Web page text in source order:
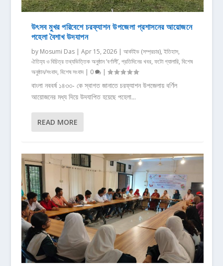
উৎসব মুখর পরিবেশে চরফ্যাশন উপজেলা প্রশাসনের আয়োজনে
পহেলা বৈশাখ উদযাপন
by Mosumi Das| Apr 15, 2026| আর্কাইভ (সম্প্রচার), ইতিহাস,
ঐতিহ্য ও বিচিত্র তথ্যভিত্তিক অনুষ্ঠান ‘বর্ণালী’, প্রতিদিনের খবর, ফটো গ্যালারি, বিশেষ
অনুষ্ঠান/সংবাদ, বিশেষ সংবাদ| 0 |
বাংলা নববর্ষ ১৪৩৩- কে স্বাগত জানাতে চরফ্যাশন উপজেলায় বর্ণিল
আয়োজনের মধ্য দিয়ে উদযাপিত হয়েছে পহেলা...
READ MORE